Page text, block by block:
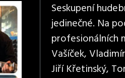
Seskupení
jedinečné. Na
profesionálních
Vašíček,
Jiří Křetinský,